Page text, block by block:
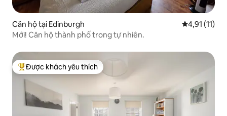
Căn hộ tại Edinburgh Xếp hạng
4,91 (11)
Mới! Căn hộ thành phố trong tự nhiên.
Được khách yêu thích nhất
Được khách yêu thích